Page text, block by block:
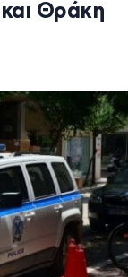
Θράκη